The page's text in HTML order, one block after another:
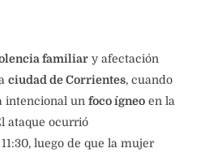
familiar y afectación
ciudad de Corrientes, cuando
intencional un foco ígneo en la
ataque ocurrió
luego de que la mujer